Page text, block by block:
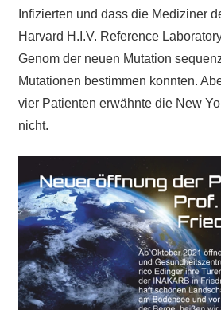
Infizierten und dass die Mediziner
Harvard H.I.V. Reference
Genom der neuen Mutation
Mutationen bestimmen konnten.
vier Patienten erwähnte die New
nicht.